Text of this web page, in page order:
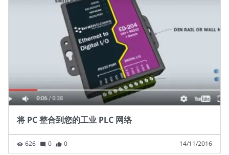
将 PC 整合到您的工业 PLC 网络
626 0 0 14/11/2016